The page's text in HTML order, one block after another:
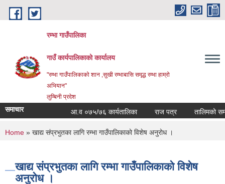
Skip to main content
रम्भा गाउँपालिका
गाउँ कार्यपालिकाको कार्यालय
"रम्भा गाउँपालिकाको शान ,सुखी रम्भाबासि समृद्ध रम्भा हाम्रो
अभियान"
लुम्बिनी प्रदेश
समाचार आ.व ०७५/७६ कार्यतालिका राज पत्र तालिमको समय
You are here
Home » खाद्य संप्रभुतका लागि रम्भा गाउँपालिकाको विशेष अनुरोध ।
खाद्य संप्रभुतका लागि रम्भा गाउँपालिकाको विशेष
अनुरोध ।